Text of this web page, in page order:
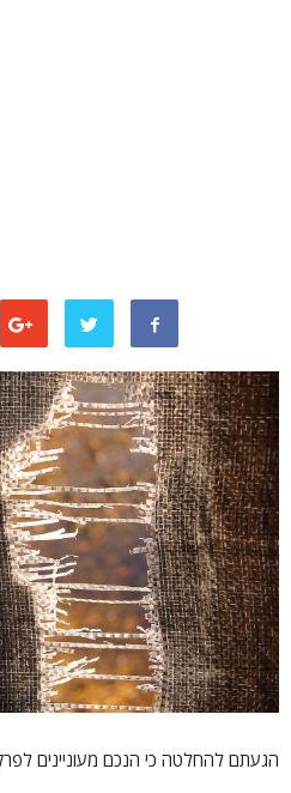
הגעתם להחלטה כי הנכם מעוניינים